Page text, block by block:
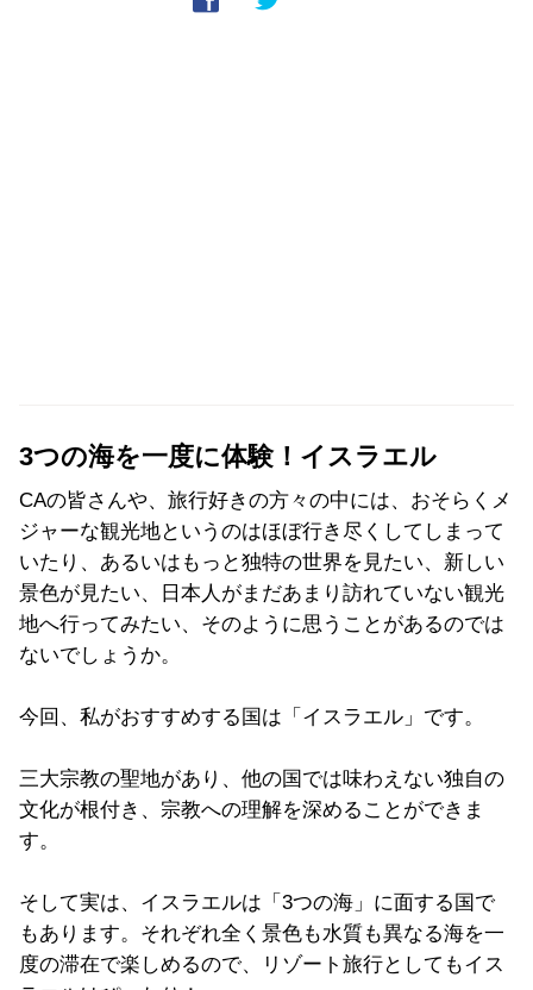
3つの海を一度に体験！イスラエル
CAの皆さんや、旅行好きの方々の中には、おそらくメ
ジャーな観光地というのはほぼ行き尽くしてしまって
いたり、あるいはもっと独特の世界を見たい、新しい
景色が見たい、日本人がまだあまり訪れていない観光
地へ行ってみたい、そのように思うことがあるのでは
ないでしょうか。
今回、私がおすすめする国は「イスラエル」です。
三大宗教の聖地があり、他の国では味わえない独自の
文化が根付き、宗教への理解を深めることができま
す。
そして実は、イスラエルは「3つの海」に面する国で
もあります。それぞれ全く景色も水質も異なる海を一
度の滞在で楽しめるので、リゾート旅行としてもイス